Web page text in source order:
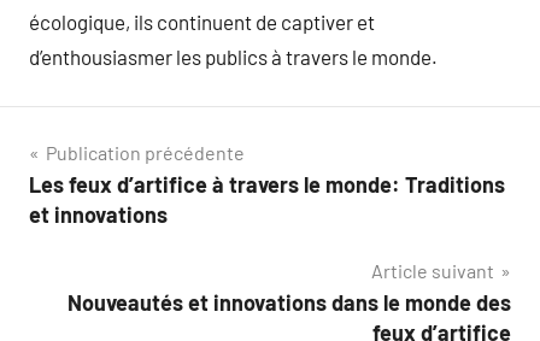
écologique, ils continuent de captiver et
d’enthousiasmer les publics à travers le monde.
Navigation
de
Publication précédente
Les feux d’artifice à travers le monde: Traditions
et innovations
Article suivant
Nouveautés et innovations dans le monde des
feux d’artifice